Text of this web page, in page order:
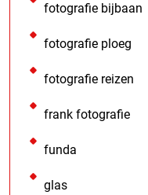
fotografie bijbaan
fotografie ploeg
fotografie reizen
frank fotografie
funda
glas